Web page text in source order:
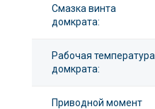
Смазка винта
домкрата:
Рабочая температура
домкрата:
Приводной момент